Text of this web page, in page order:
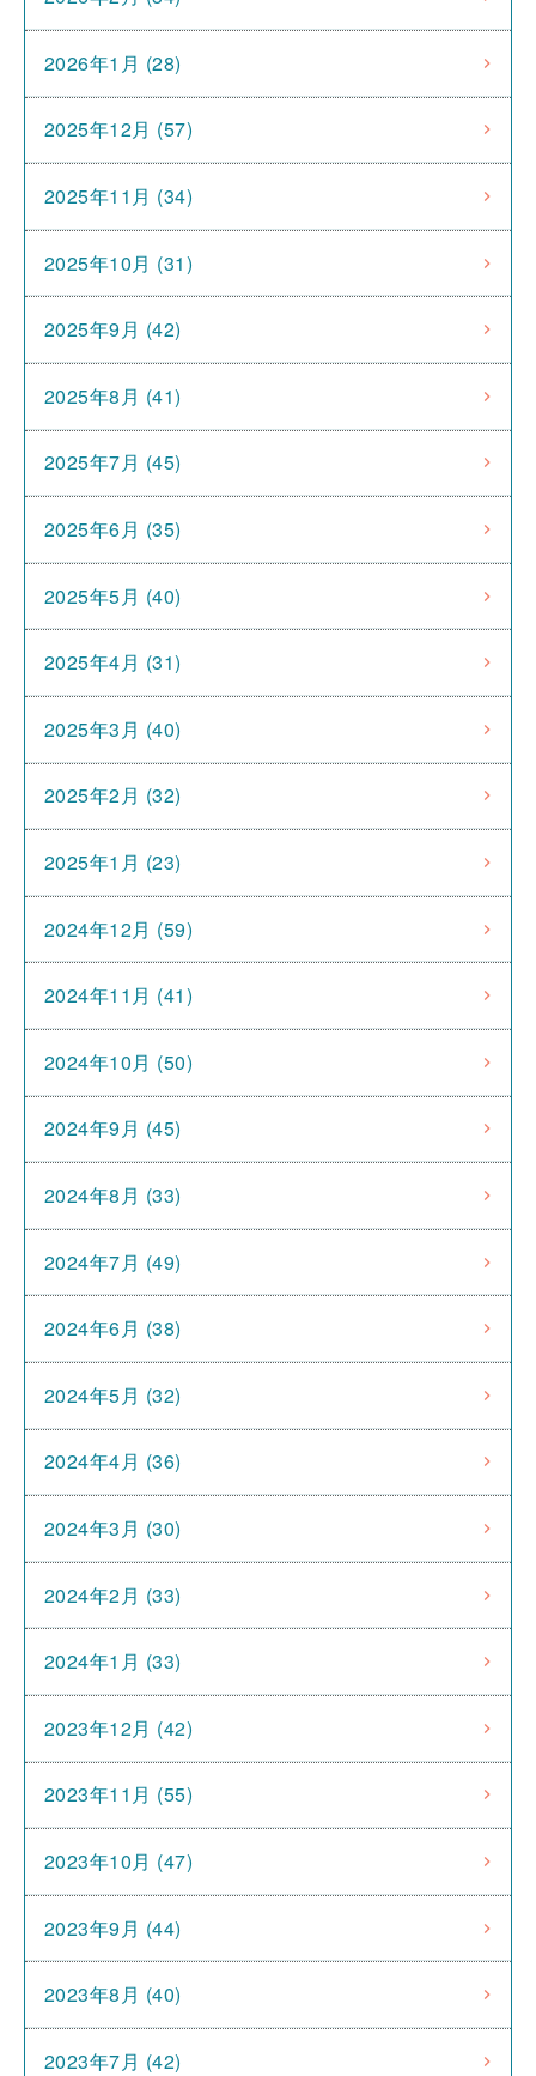
2026年1月 (28)
2025年12月 (57)
2025年11月 (34)
2025年10月 (31)
2025年9月 (42)
2025年8月 (41)
2025年7月 (45)
2025年6月 (35)
2025年5月 (40)
2025年4月 (31)
2025年3月 (40)
2025年2月 (32)
2025年1月 (23)
2024年12月 (59)
2024年11月 (41)
2024年10月 (50)
2024年9月 (45)
2024年8月 (33)
2024年7月 (49)
2024年6月 (38)
2024年5月 (32)
2024年4月 (36)
2024年3月 (30)
2024年2月 (33)
2024年1月 (33)
2023年12月 (42)
2023年11月 (55)
2023年10月 (47)
2023年9月 (44)
2023年8月 (40)
2023年7月 (42)